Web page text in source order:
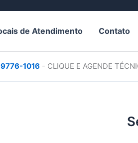
de Atendimento Contato
1016 - CLIQUE E AGENDE